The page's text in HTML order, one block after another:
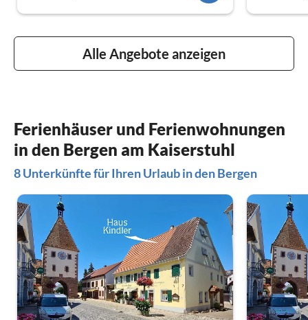
Alle Angebote anzeigen
Ferienhäuser und Ferienwohnungen
in den Bergen am Kaiserstuhl
8 Unterkünfte für Ihren Urlaub in den Bergen